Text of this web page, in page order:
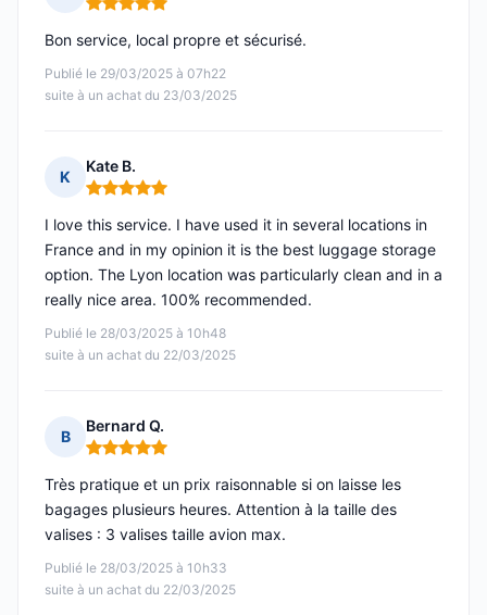
Note : 5 sur 5
Publié le 29/03/2025 à 07h22
suite à un achat du 23/03/2025
Bon service, local propre et sécurisé.
K
Kate B.
Note : 5 sur 5
Publié le 28/03/2025 à 10h48
suite à un achat du 22/03/2025
I love this service. I have used it in several locations in
France and in my opinion it is the best luggage storage
option. The Lyon location was particularly clean and in a
really nice area. 100% recommended.
B
Bernard Q.
Note : 5 sur 5
Publié le 28/03/2025 à 10h33
suite à un achat du 22/03/2025
Très pratique et un prix raisonnable si on laisse les
bagages plusieurs heures. Attention à la taille des
valises : 3 valises taille avion max.